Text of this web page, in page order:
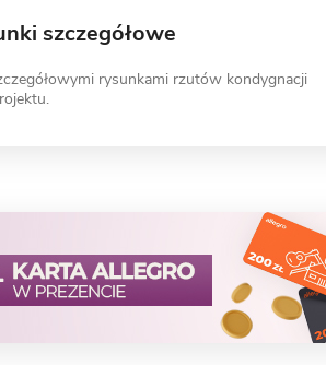
szczegółowe
rysunkami rzutów kondygnacji